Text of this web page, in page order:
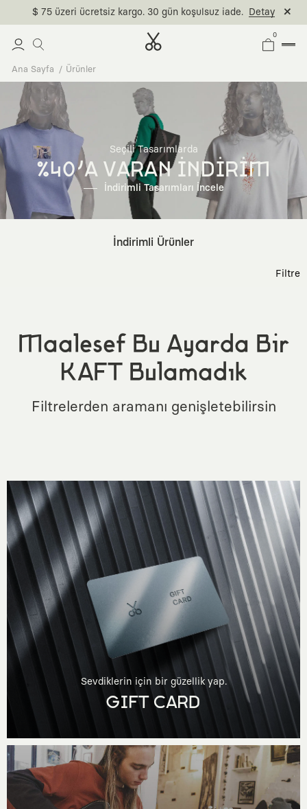
$ 75 üzeri ücretsiz kargo. 30 gün koşulsuz iade. Detay
0
Ana Sayfa Ürünler
Seçili Tasarımlarda
%40'A VARAN İNDİRİM
İndirimli Tasarımları İncele
İndirimli Ürünler
Filtre
Maalesef Bu Ayarda Bir
KAFT Bulamadık
Filtrelerden aramanı genişletebilirsin
Sevdiklerin için bir güzellik yap.
GIFT CARD